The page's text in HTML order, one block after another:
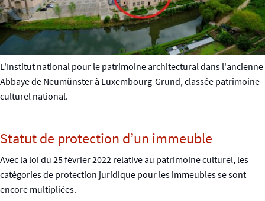
L'Institut national pour le patrimoine architectural dans l'ancienne
Abbaye de Neumünster à Luxembourg-Grund, classée patrimoine
culturel national.
Statut de protection d’un immeuble
Avec la loi du 25 février 2022 relative au patrimoine culturel, les
catégories de protection juridique pour les immeubles se sont
encore multipliées.